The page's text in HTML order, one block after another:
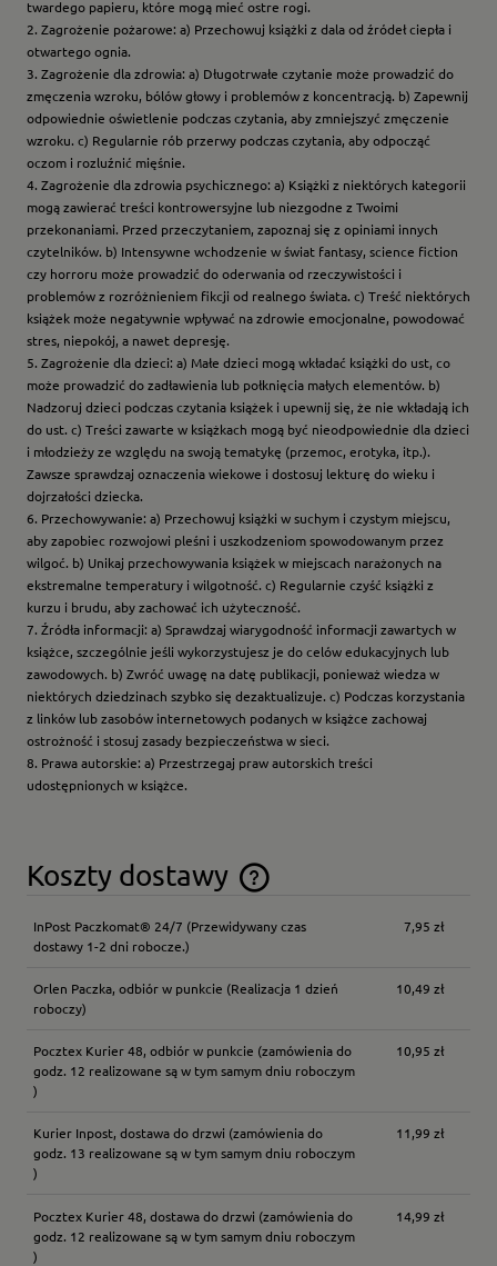
twardego papieru, które mogą mieć ostre rogi.
2. Zagrożenie pożarowe: a) Przechowuj książki z dala od źródeł ciepła i
otwartego ognia.
3. Zagrożenie dla zdrowia: a) Długotrwałe czytanie może prowadzić do
zmęczenia wzroku, bólów głowy i problemów z koncentracją. b) Zapewnij
odpowiednie oświetlenie podczas czytania, aby zmniejszyć zmęczenie
wzroku. c) Regularnie rób przerwy podczas czytania, aby odpocząć
oczom i rozluźnić mięśnie.
4. Zagrożenie dla zdrowia psychicznego: a) Książki z niektórych kategorii
mogą zawierać treści kontrowersyjne lub niezgodne z Twoimi
przekonaniami. Przed przeczytaniem, zapoznaj się z opiniami innych
czytelników. b) Intensywne wchodzenie w świat fantasy, science fiction
czy horroru może prowadzić do oderwania od rzeczywistości i
problemów z rozróżnieniem fikcji od realnego świata. c) Treść niektórych
książek może negatywnie wpływać na zdrowie emocjonalne, powodować
stres, niepokój, a nawet depresję.
5. Zagrożenie dla dzieci: a) Małe dzieci mogą wkładać książki do ust, co
może prowadzić do zadławienia lub połknięcia małych elementów. b)
Nadzoruj dzieci podczas czytania książek i upewnij się, że nie wkładają ich
do ust. c) Treści zawarte w książkach mogą być nieodpowiednie dla dzieci
i młodzieży ze względu na swoją tematykę (przemoc, erotyka, itp.).
Zawsze sprawdzaj oznaczenia wiekowe i dostosuj lekturę do wieku i
dojrzałości dziecka.
6. Przechowywanie: a) Przechowuj książki w suchym i czystym miejscu,
aby zapobiec rozwojowi pleśni i uszkodzeniom spowodowanym przez
wilgoć. b) Unikaj przechowywania książek w miejscach narażonych na
ekstremalne temperatury i wilgotność. c) Regularnie czyść książki z
kurzu i brudu, aby zachować ich użyteczność.
7. Źródła informacji: a) Sprawdzaj wiarygodność informacji zawartych w
książce, szczególnie jeśli wykorzystujesz je do celów edukacyjnych lub
zawodowych. b) Zwróć uwagę na datę publikacji, ponieważ wiedza w
niektórych dziedzinach szybko się dezaktualizuje. c) Podczas korzystania
z linków lub zasobów internetowych podanych w książce zachowaj
ostrożność i stosuj zasady bezpieczeństwa w sieci.
8. Prawa autorskie: a) Przestrzegaj praw autorskich treści
udostępnionych w książce.
Koszty dostawy
Cena nie zawiera ewentualnych kosztów płatności
InPost Paczkomat® 24/7 (Przewidywany czas
dostawy 1-2 dni robocze.)
7,95 zł
Orlen Paczka, odbiór w punkcie (Realizacja 1 dzień
roboczy)
10,49 zł
Pocztex Kurier 48, odbiór w punkcie (zamówienia do
godz. 12 realizowane są w tym samym dniu roboczym
)
10,95 zł
Kurier Inpost, dostawa do drzwi (zamówienia do
godz. 13 realizowane są w tym samym dniu roboczym
)
11,99 zł
Pocztex Kurier 48, dostawa do drzwi (zamówienia do
godz. 12 realizowane są w tym samym dniu roboczym
)
14,99 zł